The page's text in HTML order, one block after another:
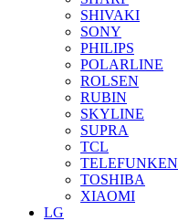
SHIVAKI
SONY
PHILIPS
POLARLINE
ROLSEN
RUBIN
SKYLINE
SUPRA
TCL
TELEFUNKEN
TOSHIBA
XIAOMI
LG